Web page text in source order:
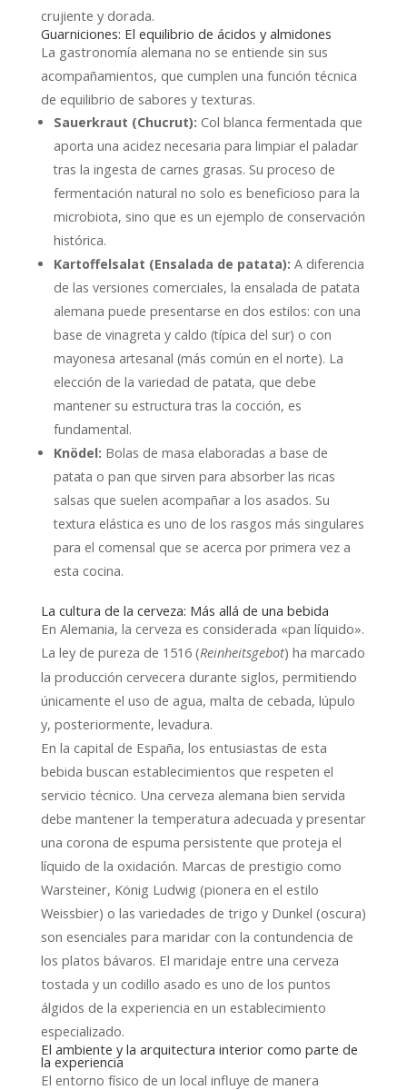
crujiente y dorada.
Guarniciones: El equilibrio de ácidos y almidones
La gastronomía alemana no se entiende sin sus
acompañamientos, que cumplen una función técnica
de equilibrio de sabores y texturas.
Sauerkraut (Chucrut): Col blanca fermentada que
aporta una acidez necesaria para limpiar el paladar
tras la ingesta de carnes grasas. Su proceso de
fermentación natural no solo es beneficioso para la
microbiota, sino que es un ejemplo de conservación
histórica.
Kartoffelsalat (Ensalada de patata): A diferencia
de las versiones comerciales, la ensalada de patata
alemana puede presentarse en dos estilos: con una
base de vinagreta y caldo (típica del sur) o con
mayonesa artesanal (más común en el norte). La
elección de la variedad de patata, que debe
mantener su estructura tras la cocción, es
fundamental.
Knödel: Bolas de masa elaboradas a base de
patata o pan que sirven para absorber las ricas
salsas que suelen acompañar a los asados. Su
textura elástica es uno de los rasgos más singulares
para el comensal que se acerca por primera vez a
esta cocina.
La cultura de la cerveza: Más allá de una bebida
En Alemania, la cerveza es considerada «pan líquido».
La ley de pureza de 1516 (Reinheitsgebot) ha marcado
la producción cervecera durante siglos, permitiendo
únicamente el uso de agua, malta de cebada, lúpulo
y, posteriormente, levadura.
En la capital de España, los entusiastas de esta
bebida buscan establecimientos que respeten el
servicio técnico. Una cerveza alemana bien servida
debe mantener la temperatura adecuada y presentar
una corona de espuma persistente que proteja el
líquido de la oxidación. Marcas de prestigio como
Warsteiner, König Ludwig (pionera en el estilo
Weissbier) o las variedades de trigo y Dunkel (oscura)
son esenciales para maridar con la contundencia de
los platos bávaros. El maridaje entre una cerveza
tostada y un codillo asado es uno de los puntos
álgidos de la experiencia en un establecimiento
especializado.
El ambiente y la arquitectura interior como parte de
la experiencia
El entorno físico de un local influye de manera